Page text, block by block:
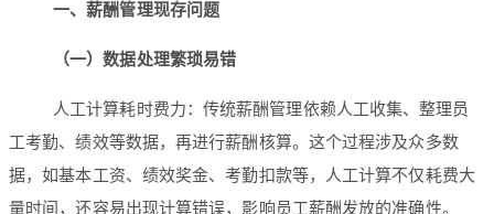
一、薪酬管理现存问题
（一）数据处理繁琐易错
人工计算耗时费力：传统薪酬管理依赖人工收集、整理员
工考勤、绩效等数据，再进行薪酬核算。这个过程涉及众多数
据，如基本工资、绩效奖金、考勤扣款等，人工计算不仅耗费大
量时间，还容易出现计算错误，影响员工薪酬发放的准确性。